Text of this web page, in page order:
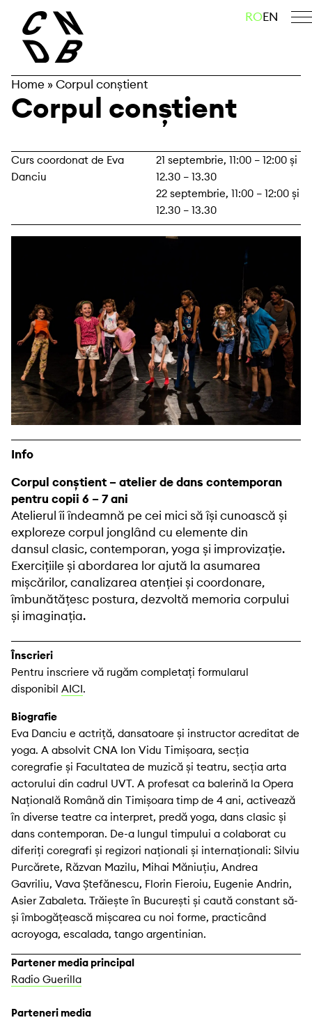
content
caută ROEN
Home »Corpul conștient
Corpul conștient
Curs coordonat de Eva
Danciu
21 septembrie, 11:00 – 12:00 și
12.30 – 13.30
22 septembrie, 11:00 – 12:00 și
12.30 – 13.30
Info
Corpul conștient – atelier de dans contemporan
pentru copii 6 – 7 ani
Atelierul îi îndeamnă pe cei mici să își cunoască și
exploreze corpul jonglând cu elemente din
dansul clasic, contemporan, yoga și improvizație.
Exercițiile și abordarea lor ajută la asumarea
mișcărilor, canalizarea atenției și coordonare,
îmbunătățesc postura, dezvoltă memoria corpului
și imaginația.
Înscrieri
Pentru inscriere vă rugăm completați formularul
disponibil AICI.
Biografie
Eva Danciu e actriță, dansatoare și instructor acreditat de
yoga. A absolvit CNA Ion Vidu Timișoara, secția
coregrafie și Facultatea de muzică și teatru, secția arta
actorului din cadrul UVT. A profesat ca balerină la Opera
Națională Română din Timișoara timp de 4 ani, activează
în diverse teatre ca interpret, predă yoga, dans clasic și
dans contemporan. De-a lungul timpului a colaborat cu
diferiți coregrafi și regizori naționali și internaționali: Silviu
Purcărete, Răzvan Mazilu, Mihai Măniuțiu, Andrea
Gavriliu, Vava Ștefănescu, Florin Fieroiu, Eugenie Andrin,
Asier Zabaleta. Trăiește în București și caută constant să-
și îmbogățească mișcarea cu noi forme, practicând
acroyoga, escalada, tango argentinian.
Partener media principal
Radio Guerilla
Parteneri media